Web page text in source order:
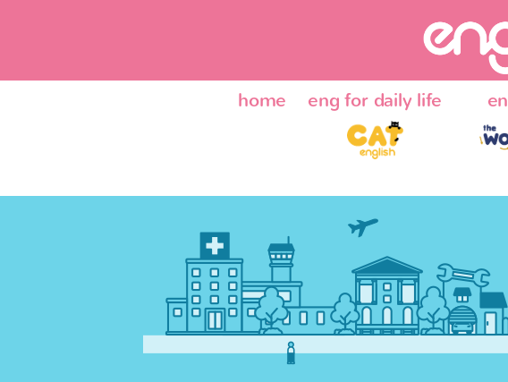
home eng for daily life